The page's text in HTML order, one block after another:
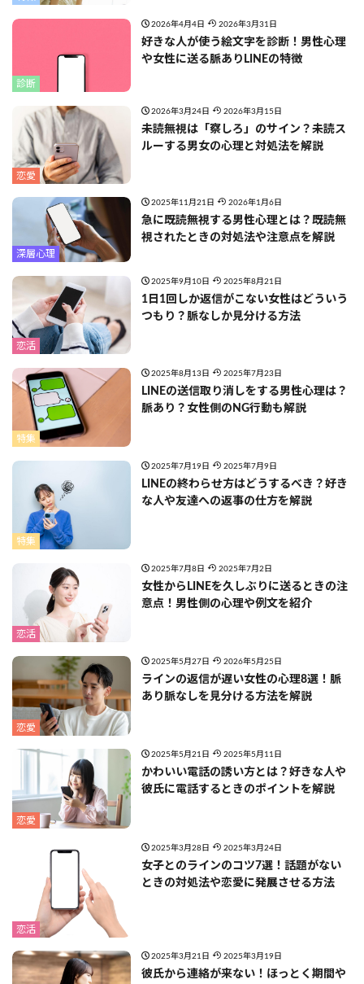
診断
2026年4月4日 2026年3月31日
好きな人が使う絵文字を診断！男性心理
や女性に送る脈ありLINEの特徴
恋愛
2026年3月24日 2026年3月15日
未読無視は「察しろ」のサイン？未読ス
ルーする男女の心理と対処法を解説
深層心理
2025年11月21日 2026年1月6日
急に既読無視する男性心理とは？既読無
視されたときの対処法や注意点を解説
恋活
2025年9月10日 2025年8月21日
1日1回しか返信がこない女性はどういう
つもり？脈なしか見分ける方法
特集
2025年8月13日 2025年7月23日
LINEの送信取り消しをする男性心理は？
脈あり？女性側のNG行動も解説
特集
2025年7月19日 2025年7月9日
LINEの終わらせ方はどうするべき？好き
な人や友達への返事の仕方を解説
恋活
2025年7月8日 2025年7月2日
女性からLINEを久しぶりに送るときの注
意点！男性側の心理や例文を紹介
恋愛
2025年5月27日 2026年5月25日
ラインの返信が遅い女性の心理8選！脈
あり脈なしを見分ける方法を解説
恋愛
2025年5月21日 2025年5月11日
かわいい電話の誘い方とは？好きな人や
彼氏に電話するときのポイントを解説
恋活
2025年3月28日 2025年3月24日
女子とのラインのコツ7選！話題がない
ときの対処法や恋愛に発展させる方法
2025年3月21日 2025年3月19日
彼氏から連絡が来ない！ほっとく期間や